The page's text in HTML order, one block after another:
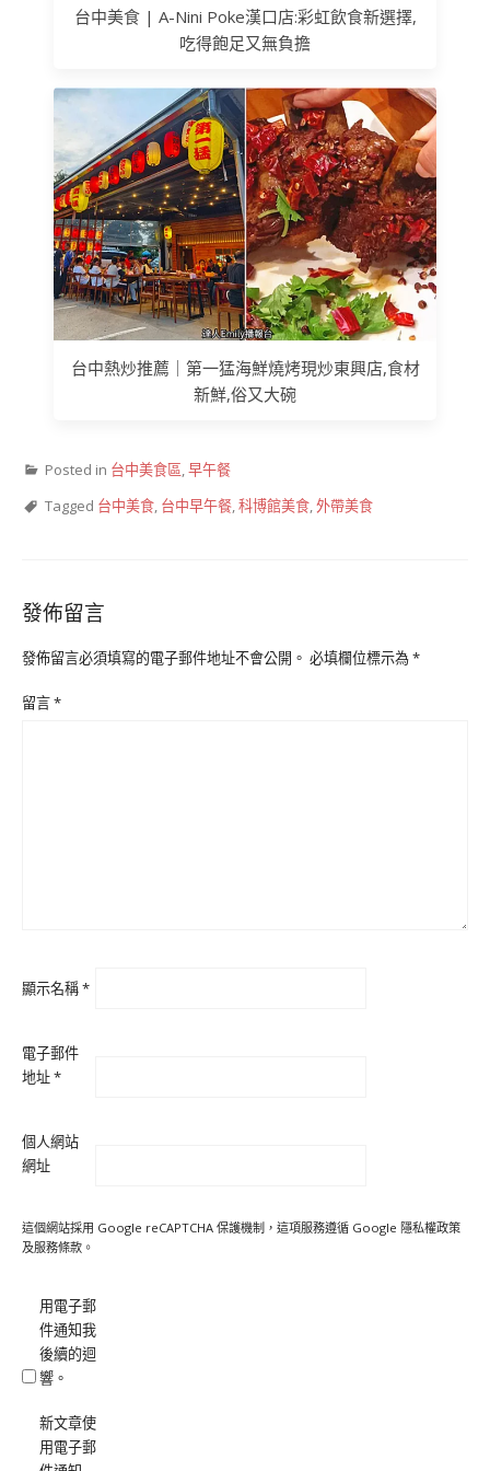
台中美食 | A-Nini Poke漢口店:彩虹飲食新選擇,
吃得飽足又無負擔
台中熱炒推薦｜第一猛海鮮燒烤現炒東興店,食材
新鮮,俗又大碗
Posted in 台中美食區,早午餐
Tagged 台中美食, 台中早午餐,科博館美食,外帶美食
發佈留言
發佈留言必須填寫的電子郵件地址不會公開。 必填欄位標示為*
留言*
顯示名稱*
電子郵件
地址*
個人網站
網址
這個網站採用 Google reCAPTCHA 保護機制，這項服務遵循 Google 隱私權政策
及服務條款 。
用電子郵
件通知我
後續的迴
響。
新文章使
用電子郵